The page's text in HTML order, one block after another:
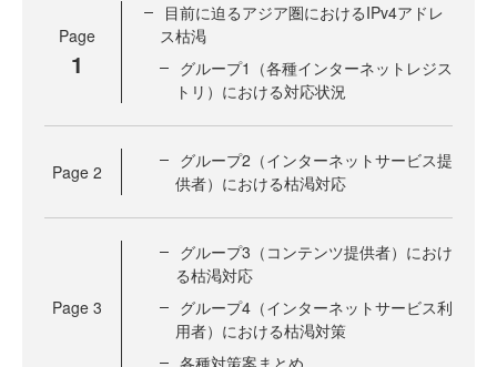
Page
1
目前に迫るアジア圏におけるIPv4アドレ
ス枯渇
グループ1（各種インターネットレジス
トリ）における対応状況
Page 2
グループ2（インターネットサービス提
供者）における枯渇対応
Page 3
グループ3（コンテンツ提供者）におけ
る枯渇対応
グループ4（インターネットサービス利
用者）における枯渇対策
各種対策案まとめ